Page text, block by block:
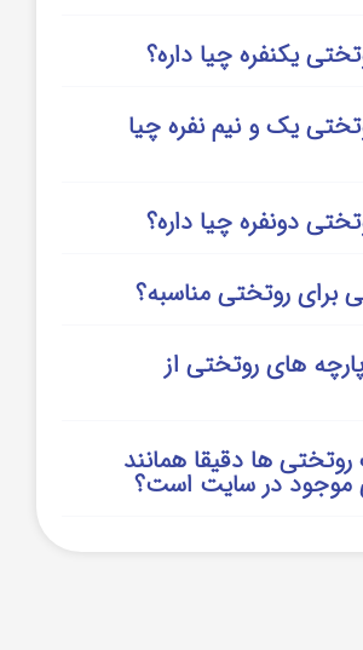
یکنفره چیا داره؟
یک و نیم نفره چیا
دونفره چیا داره؟
برای روتختی مناسبه؟
های روتختی از
روتختی ها دقیقا همانند
در سایت است؟